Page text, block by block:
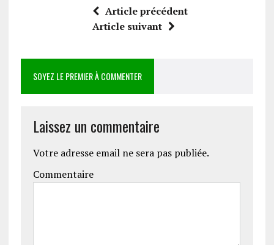
Article précédent
Article suivant
SOYEZ LE PREMIER À COMMENTER
Laissez un commentaire
Votre adresse email ne sera pas publiée.
Commentaire